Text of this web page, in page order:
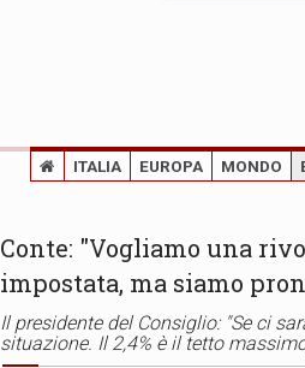
ITALIA EUROPA MONDO
Conte: "Vogliamo una
impostata, ma siamo
Il presidente del Consiglio: "Se ci
situazione. Il 2,4% è il tetto